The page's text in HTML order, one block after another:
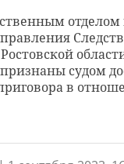
отделом
признаны судом
в